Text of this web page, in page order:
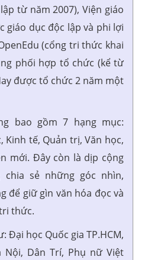
từ năm 2007), Viện giáo
giáo dục độc lập và phi lợi
(cổng tri thức khai
phối hợp tổ chức (kể từ
được tổ chức 2 năm một
bao gồm 7 hạng mục:
Kinh tế, Quản trị, Văn học,
mới. Đây còn là dịp cộng
chia sẻ những góc nhìn,
để giữ gìn văn hóa đọc và
thức.
Đại học Quốc gia TP.HCM,
Nội, Dân Trí, Phụ nữ Việt